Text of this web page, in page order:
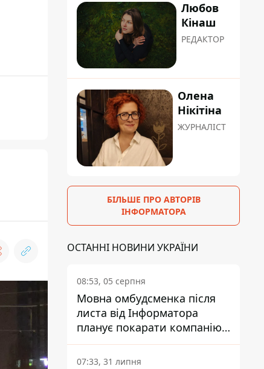
Любов
Кінаш
РЕДАКТОР
Олена
Нікітіна
ЖУРНАЛІСТ
БІЛЬШЕ ПРО АВТОРІВ
ІНФОРМАТОРА
ОСТАННІ НОВИНИ УКРАЇНИ
08:53, 05 серпня
Мовна омбудсменка після
листа від Інформатора
планує покарати компанію-
підрядника ПриватБанку
07:33, 31 липня